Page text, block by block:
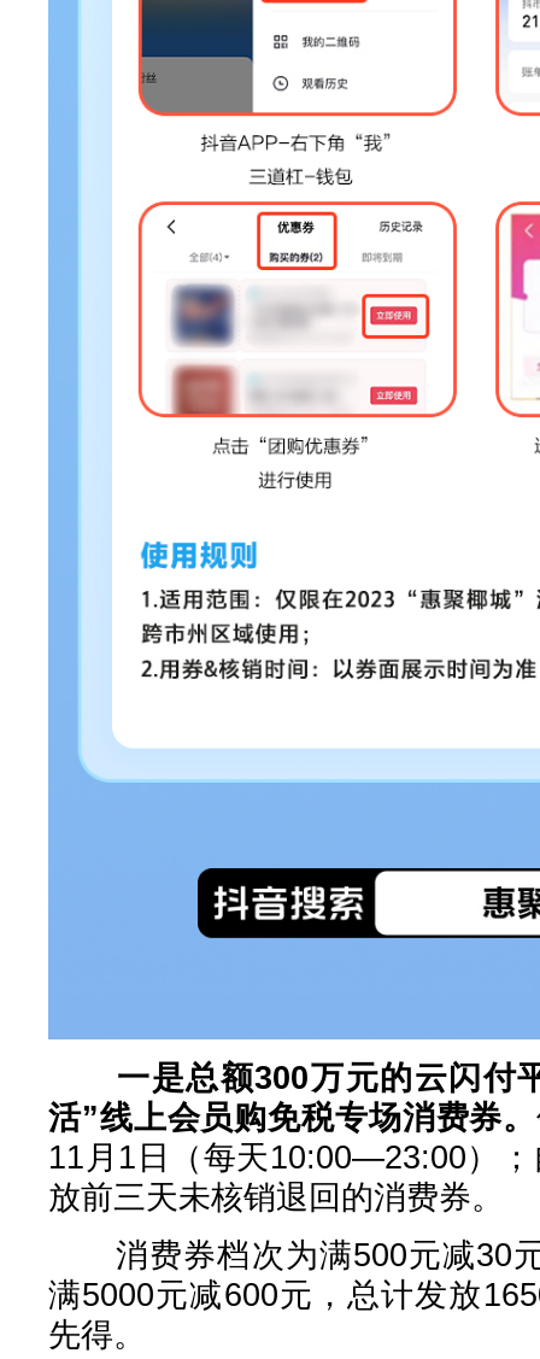
一是总额300万元的云闪付
活”线上会员购免税专场消费券。
11月1日（每天10:00—23:00）
放前三天未核销退回的消费券。
消费券档次为满500元减30元
满5000元减600元，总计发放
先得。